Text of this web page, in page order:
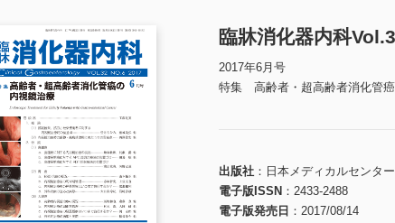
臨牀消化器内科
2017年6月号
特集 高齢者・超高齢者消化管
出版社
日本メディカルセンター
電子版ISSN
2433-2488
電子版発売日
2017/08/14